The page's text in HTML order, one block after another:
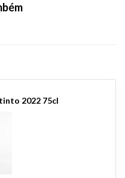
2022 75cl